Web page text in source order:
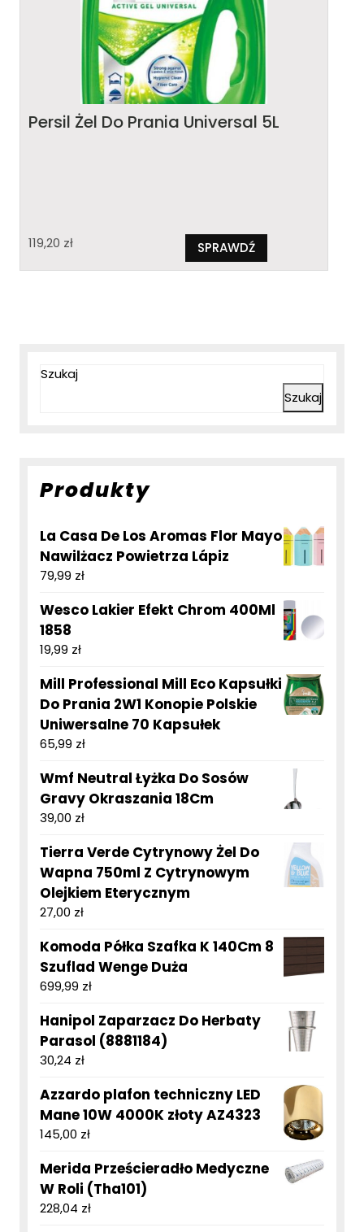
Persil Żel Do Prania Universal 5L
119,20 zł SPRAWDŹ
Szukaj
Szukaj
Produkty
La Casa De Los Aromas Flor Mayo
Nawilżacz Powietrza Lápiz
79,99 zł
Wesco Lakier Efekt Chrom 400Ml
1858
19,99 zł
Mill Professional Mill Eco Kapsułki
Do Prania 2W1 Konopie Polskie
Uniwersalne 70 Kapsułek
65,99 zł
Wmf Neutral Łyżka Do Sosów
Gravy Okraszania 18Cm
39,00 zł
Tierra Verde Cytrynowy Żel Do
Wapna 750ml Z Cytrynowym
Olejkiem Eterycznym
27,00 zł
Komoda Półka Szafka K 140Cm 8
Szuflad Wenge Duża
699,99 zł
Hanipol Zaparzacz Do Herbaty
Parasol (8881184)
30,24 zł
Azzardo plafon techniczny LED
Mane 10W 4000K złoty AZ4323
145,00 zł
Merida Prześcieradło Medyczne
W Roli (Tha101)
228,04 zł